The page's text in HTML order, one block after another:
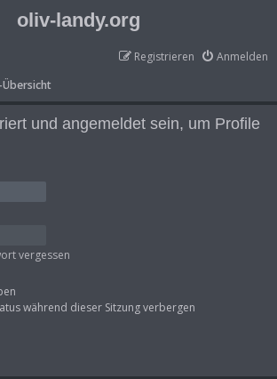
oliv-landy.org
Anmelden
Registrieren
und angemeldet sein, um Profile
vergessen
während dieser Sitzung verbergen